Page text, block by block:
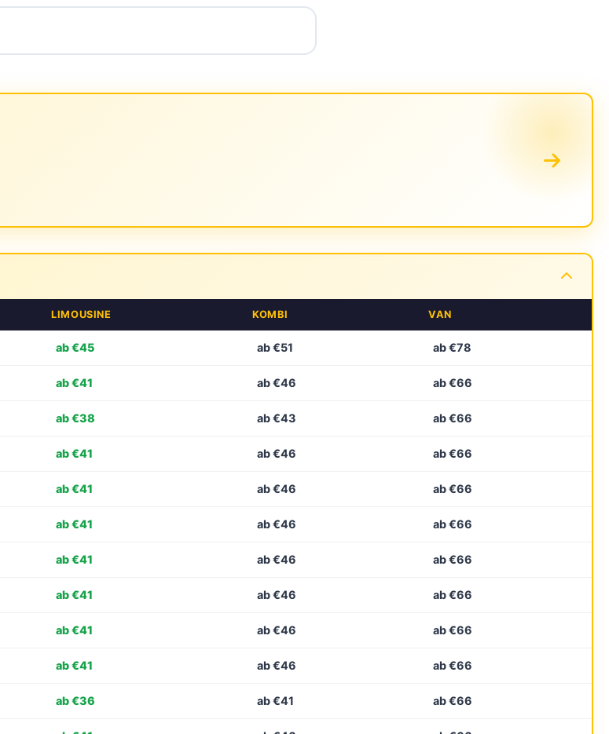
LIMOUSINE KOMBI VAN
ab €45 ab €51 ab €78
ab €41 ab €46 ab €66
ab €38 ab €43 ab €66
ab €41 ab €46 ab €66
ab €41 ab €46 ab €66
ab €41 ab €46 ab €66
ab €41 ab €46 ab €66
ab €41 ab €46 ab €66
ab €41 ab €46 ab €66
ab €41 ab €46 ab €66
ab €36 ab €41 ab €66